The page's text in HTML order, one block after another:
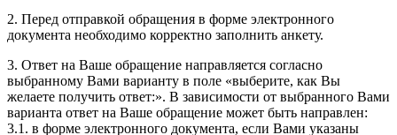
2. Перед отправкой обращения в форме электронного
документа необходимо корректно заполнить анкету.
3. Ответ на Ваше обращение направляется согласно
выбранному Вами варианту в поле «выберите, как Вы
желаете получить ответ:». В зависимости от выбранного Вами
варианта ответ на Ваше обращение может быть направлен:
3.1. в форме электронного документа, если Вами указаны